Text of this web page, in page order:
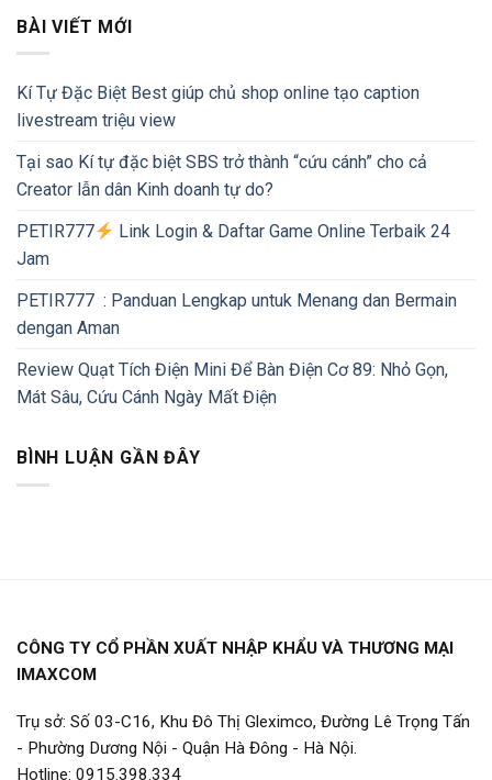
BÀI VIẾT MỚI
Kí Tự Đặc Biệt Best giúp chủ shop online tạo caption
livestream triệu view
Tại sao Kí tự đặc biệt SBS trở thành “cứu cánh” cho cả
Creator lẫn dân Kinh doanh tự do?
PETIR777
Link Login & Daftar Game Online Terbaik 24
Jam
PETIR777 : Panduan Lengkap untuk Menang dan Bermain
dengan Aman
Review Quạt Tích Điện Mini Để Bàn Điện Cơ 89: Nhỏ Gọn,
Mát Sâu, Cứu Cánh Ngày Mất Điện
BÌNH LUẬN GẦN ĐÂY
CÔNG TY CỔ PHẦN XUẤT NHẬP KHẨU VÀ THƯƠNG MẠI
IMAXCOM
Trụ sở: Số 03-C16, Khu Đô Thị Gleximco, Đường Lê Trọng Tấn
- Phường Dương Nội - Quận Hà Đông - Hà Nội.
Hotline: 0915.398.334